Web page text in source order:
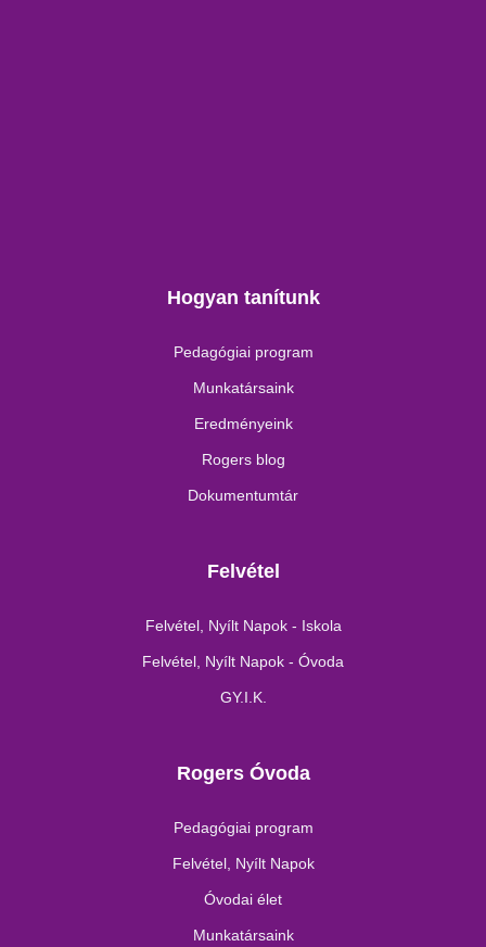
Hogyan tanítunk
Pedagógiai program
Munkatársaink
Eredményeink
Rogers blog
Dokumentumtár
Felvétel
Felvétel, Nyílt Napok - Iskola
Felvétel, Nyílt Napok - Óvoda
GY.I.K.
Rogers Óvoda
Pedagógiai program
Felvétel, Nyílt Napok
Óvodai élet
Munkatársaink